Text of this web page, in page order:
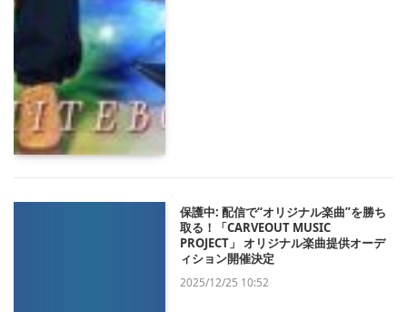
保護中: 配信で“オリジナル楽曲”を勝ち
取る！「CARVEOUT MUSIC
PROJECT」 オリジナル楽曲提供オーデ
ィション開催決定
2025/12/25 10:52